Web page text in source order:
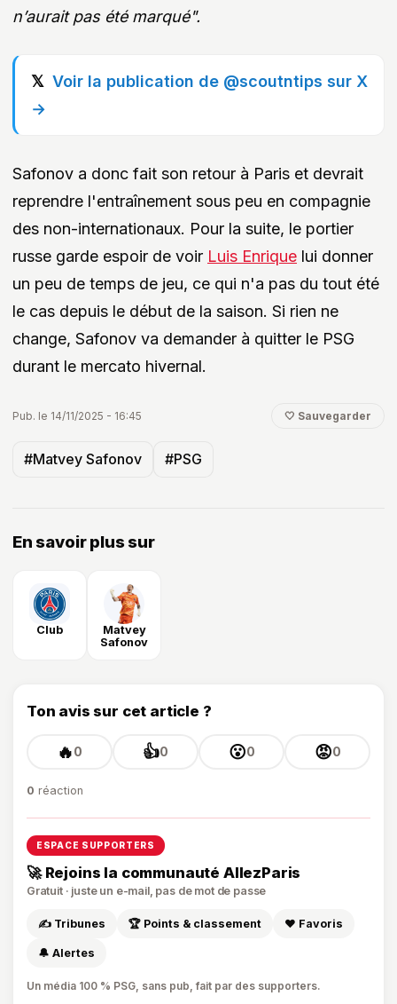
n’aurait pas été marqué".
Voir la publication de @scoutntips sur X
→
Safonov a donc fait son retour à Paris et devrait
reprendre l'entraînement sous peu en compagnie
des non-internationaux. Pour la suite, le portier
russe garde espoir de voir Luis Enrique lui donner
un peu de temps de jeu, ce qui n'a pas du tout été
le cas depuis le début de la saison. Si rien ne
change, Safonov va demander à quitter le PSG
durant le mercato hivernal.
Pub. le 14/11/2025 - 16:45 🤍 Sauvegarder
#Matvey Safonov #PSG
En savoir plus sur
Club
Matvey
Safonov
Ton avis sur cet article ?
🔥0 👍0 😮0 😡0
0 réaction
ESPACE SUPPORTERS
🚀 Rejoins la communauté AllezParis
Gratuit · juste un e-mail, pas de mot de passe
✍️ Tribunes 🏆 Points & classement ❤️ Favoris
🔔 Alertes
Un média 100 % PSG, sans pub, fait par des supporters.